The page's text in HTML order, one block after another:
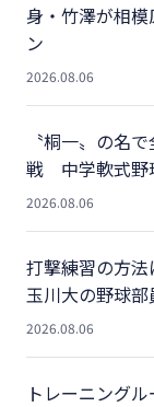
身・竹澤が相
ン
2026.08.06
〝桐一〟の名
戦 中学軟式野
2026.08.06
打撃練習の方
玉川大の野球部
2026.08.06
トレーニング